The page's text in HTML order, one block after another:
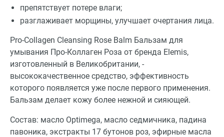
препятствует потере влаги;
разглаживает морщины, улучшает очертания лица.
Pro-Collagen Cleansing Rose Balm Бальзам для
умывания Про-Коллаген Роза от бренда Elemis,
изготовленный в Великобритании, -
высококачественное средство, эффективность
которого появляется уже после первого применения.
Бальзам делает кожу более нежной и сияющей.
Состав: масло Optimega, масло седмичника, падина
павоника, экстракты 17 бутонов роз, эфирные масла